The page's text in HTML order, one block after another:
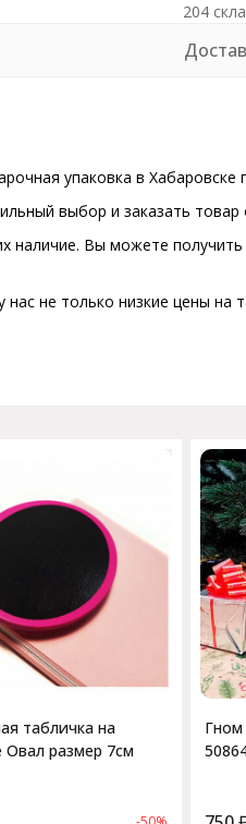
204
упаковка в Хабаровске
выбор и заказать товар
наличие. Вы можете
не только низкие цены на
табличка на
Овал размер 7см
Гном